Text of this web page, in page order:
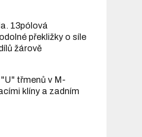
13pólová
překližky o síle
žárově
třmenů v M-
klíny a zadním